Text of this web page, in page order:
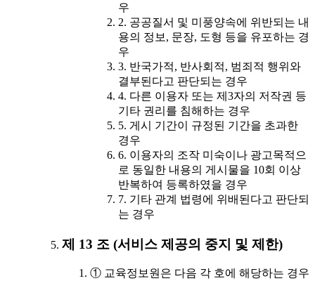
우
2. 공공질서 및 미풍양속에 위반되는 내
용의 정보, 문장, 도형 등을 유포하는 경
우
3. 반국가적, 반사회적, 범죄적 행위와
결부된다고 판단되는 경우
4. 다른 이용자 또는 제3자의 저작권 등
기타 권리를 침해하는 경우
5. 게시 기간이 규정된 기간을 초과한
경우
6. 이용자의 조작 미숙이나 광고목적으
로 동일한 내용의 게시물을 10회 이상
반복하여 등록하였을 경우
7. 기타 관계 법령에 위배된다고 판단되
는 경우
제 13 조 (서비스 제공의 중지 및 제한)
① 교육정보원은 다음 각 호에 해당하는 경우